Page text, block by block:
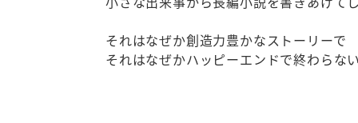
それはなぜか創造力豊かなストーリーで
それはなぜかハッピーエンドで終わらない